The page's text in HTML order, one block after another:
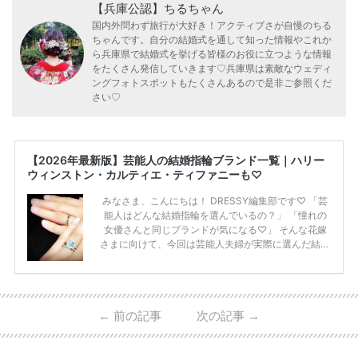
【兵庫公認】ちるちゃん
国内外問わず旅行が大好き！アクティブさが自慢のちる
ちゃんです。自分の結婚式を通して知った情報やこれか
ら兵庫県で結婚式を挙げる皆様のお役に立つような情報
をたくさん発信していきます♡兵庫県は素敵なウェディ
ングフォトスポットもたくさんあるので是非ご参照くだ
さい♡
【2026年最新版】芸能人の結婚指輪ブランド一覧｜ハリー
ウィンストン・カルティエ・ティファニーも♡
みなさま、こんにちは！ DRESSY編集部です♡ 「芸
能人はどんな結婚指輪を選んでいるの？」 「憧れの
女優さんと同じブランドが気になる♡」 そんな花嫁
さまに向けて、今回は芸能人夫婦が実際に選んだ結婚
ーウィンストンやカルティエ、ティファニーなど世界
日本で人気のブランドまで幅広くご紹介。 さらに、
・愛用している芸能人夫婦 ・リングの特徴や魅力 ・
← 前の記事 次の記事 →